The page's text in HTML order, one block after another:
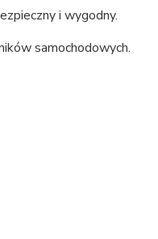
i wygodny.
samochodowych.